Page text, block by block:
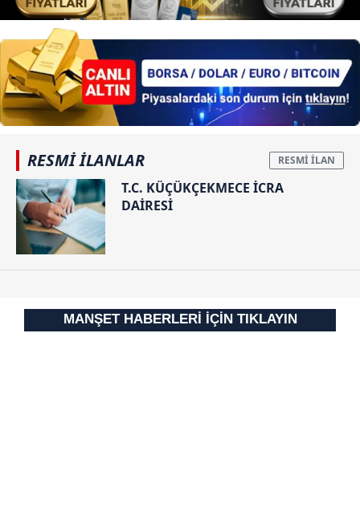
RESMİ İLANLAR
T.C. KÜÇÜKÇEKMECE İCRA
DAİRESİ
MANŞET HABERLERİ İÇİN TIKLAYIN